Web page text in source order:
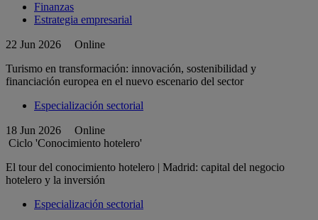
Finanzas
Estrategia empresarial
22 Jun 2026
Online
Turismo en transformación: innovación, sostenibilidad y
financiación europea en el nuevo escenario del sector
Especialización sectorial
18 Jun 2026
Online
Ciclo 'Conocimiento hotelero'
El tour del conocimiento hotelero | Madrid: capital del negocio
hotelero y la inversión
Especialización sectorial